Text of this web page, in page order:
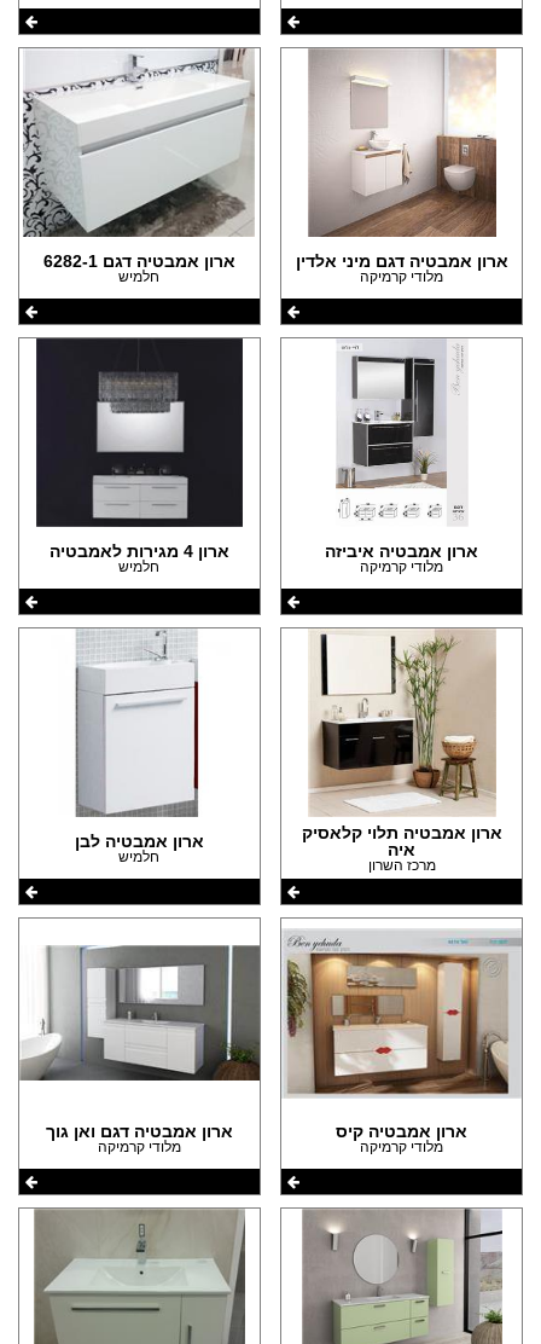
ארון אמבטיה דגם מיני אלדין
מלודי קרמיקה
ארון אמבטיה דגם 6282-1
חלמיש
ארון אמבטיה איביזה
מלודי קרמיקה
ארון 4 מגירות לאמבטיה
חלמיש
ארון אמבטיה תלוי קלאסיק
איה
מרכז השרון
ארון אמבטיה לבן
חלמיש
ארון אמבטיה קיס
מלודי קרמיקה
ארון אמבטיה דגם ואן גוך
מלודי קרמיקה